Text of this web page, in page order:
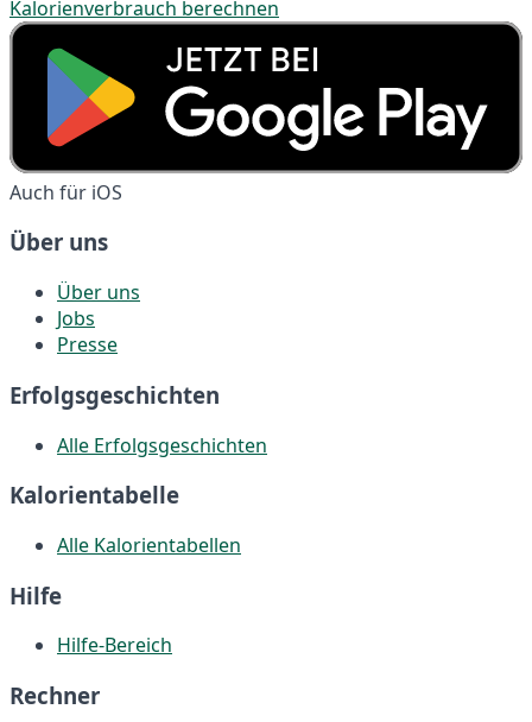
Kalorienverbrauch berechnen
Auch für iOS
Über uns
Über uns
Jobs
Presse
Erfolgsgeschichten
Alle Erfolgsgeschichten
Kalorientabelle
Alle Kalorientabellen
Hilfe
Hilfe-Bereich
Rechner